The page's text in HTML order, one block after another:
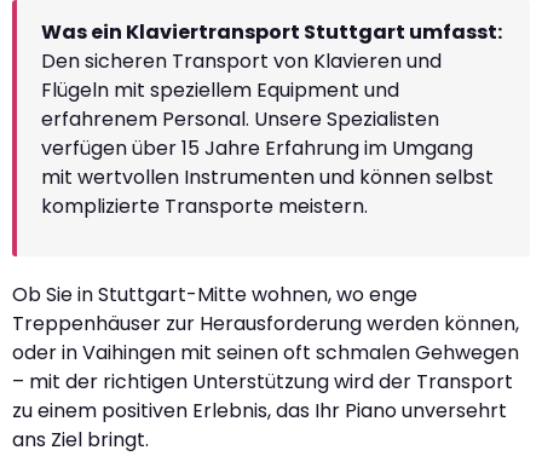
Was ein Klaviertransport Stuttgart umfasst:
Den sicheren Transport von Klavieren und
Flügeln mit speziellem Equipment und
erfahrenem Personal. Unsere Spezialisten
verfügen über 15 Jahre Erfahrung im Umgang
mit wertvollen Instrumenten und können selbst
komplizierte Transporte meistern.
Ob Sie in Stuttgart-Mitte wohnen, wo enge
Treppenhäuser zur Herausforderung werden können,
oder in Vaihingen mit seinen oft schmalen Gehwegen
– mit der richtigen Unterstützung wird der Transport
zu einem positiven Erlebnis, das Ihr Piano unversehrt
ans Ziel bringt.